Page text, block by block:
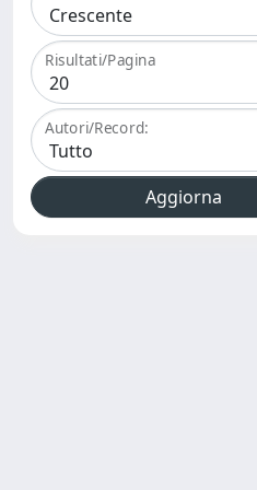
Risultati/Pagina
Autori/Record: